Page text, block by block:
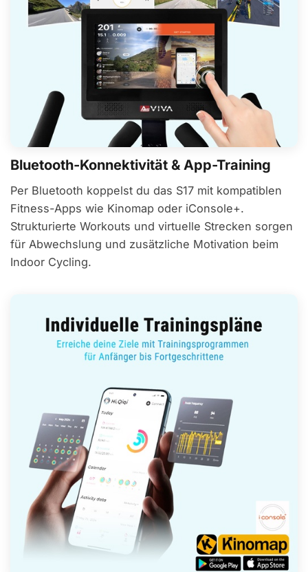
Bluetooth-Konnektivität & App-Training
Per Bluetooth koppelst du das S17 mit kompatiblen
Fitness-Apps wie Kinomap oder iConsole+.
Strukturierte Workouts und virtuelle Strecken sorgen
für Abwechslung und zusätzliche Motivation beim
Indoor Cycling.